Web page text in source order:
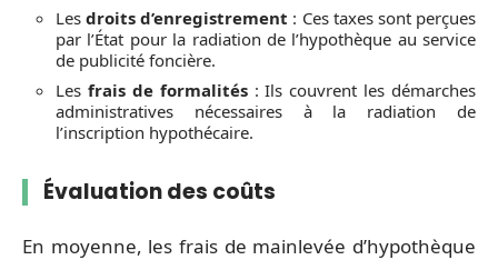
Lesdroits d’enregistrement : Ces taxes sont perçues
par l’État pour la radiation de l’hypothèque au service
de publicité foncière.
Les frais de formalités: Ils couvrent les démarches
administratives nécessaires à la radiation de
l’inscription hypothécaire.
Évaluation des coûts
En moyenne, les frais de mainlevée d’hypothèque